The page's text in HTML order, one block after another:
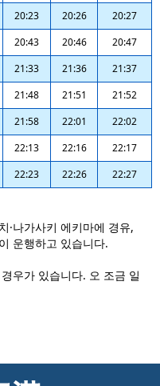
20:23 20:26
20:27
20:43 20:46
20:47
21:33 21:36
21:37
21:48 21:51
21:52
21:58 22:01
22:02
22:13 22:16
22:17
22:23 22:26 22:27
·나가사키 에키마에 경유,
운행하고 있습니다.
우가 있습니다. 오 조금 일